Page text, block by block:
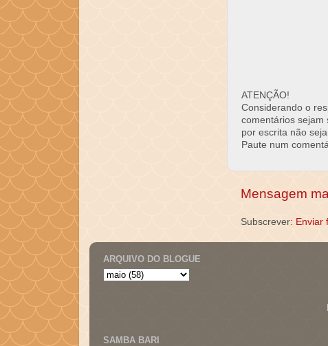
ATENÇÃO!
Considerando o
comentários sejam
por escrita não
Paute num
Mensagem
Subscrever: Enviar
ARQUIVO DO BLOGUE
SAMBA BARI